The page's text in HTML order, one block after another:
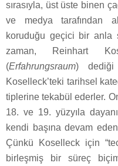
sırasıyla, üst üste binen
ve medya tarafından
koruduğu geçici bir anla
zaman, Reinhart
(Erfahrungsraum) dediği
Koselleck’teki tarihsel
tiplerine tekabül ederler.
18. ve 19. yüzyıla
kendi başına devam
Çünkü Koselleck için
birleşmiş bir süreç